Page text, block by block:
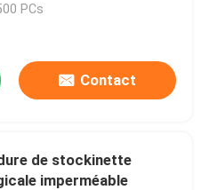
PCs
Contact
de stockinette
imperméable